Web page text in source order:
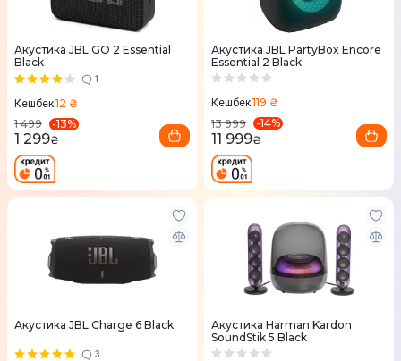
Акустика JBL GO 2 Essential
Black
1
Кешбек12 ₴
1 499
-13%
1 299₴
Акустика JBL PartyBox Encore
Essential 2 Black
Кешбек119 ₴
13 999
-14%
11 999₴
Акустика JBL Charge 6 Black
3
Акустика Harman Kardon
SoundStik 5 Black